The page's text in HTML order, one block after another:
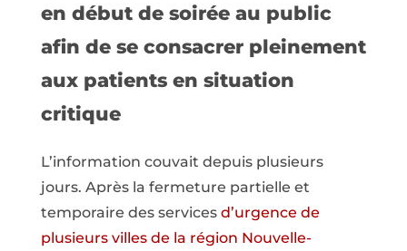
en début de soirée au public
afin de se consacrer pleinement
aux patients en situation
critique
L’information couvait depuis plusieurs
jours. Après la fermeture partielle et
temporaire des services d’urgence de
plusieurs villes de la région Nouvelle-